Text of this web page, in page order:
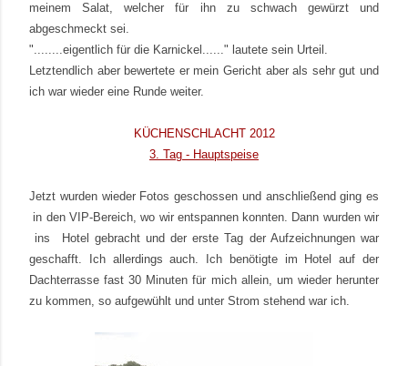
meinem Salat, welcher für ihn zu schwach gewürzt und
abgeschmeckt sei.
"........eigentlich für die Karnickel......" lautete sein Urteil.
Letztendlich aber bewertete er mein Gericht aber als sehr gut und
ich war wieder eine Runde weiter.
KÜCHENSCHLACHT 2012
3. Tag - Hauptspeise
Jetzt wurden wieder Fotos geschossen und anschließend ging es
in den VIP-Bereich, wo wir entspannen konnten. Dann wurden wir
ins Hotel gebracht und der erste Tag der Aufzeichnungen war
geschafft.
Ich allerdings auch. Ich benötigte im Hotel auf der
Dachterrasse fast 30 Minuten für mich allein, um wieder herunter
zu kommen, so aufgewühlt und unter Strom stehend war ich.